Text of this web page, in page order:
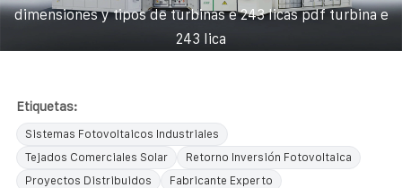
dimensiones y tipos de turbinas e 243 licas pdf turbina e
243 lica
Etiquetas:
Sistemas Fotovoltaicos Industriales
Tejados Comerciales Solar
Retorno Inversión Fotovoltaica
Proyectos Distribuidos
Fabricante Experto